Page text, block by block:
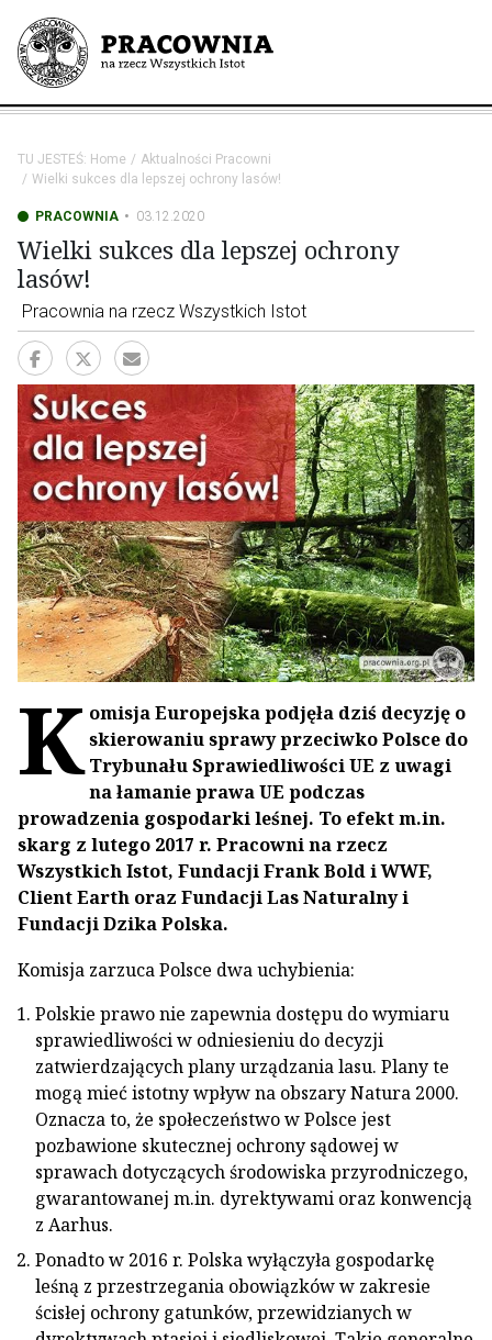
TU JESTEŚ: Home
Aktualności Pracowni
Wielki sukces dla lepszej ochrony lasów!
PRACOWNIA 03.12.2020
Wielki sukces dla lepszej ochrony
lasów!
Pracownia na rzecz Wszystkich Istot
K omisja Europejska podjęła dziś decyzję o
skierowaniu sprawy przeciwko Polsce do
Trybunału Sprawiedliwości UE z uwagi
na łamanie prawa UE podczas
prowadzenia gospodarki leśnej. To efekt m.in.
skarg z lutego 2017 r. Pracowni na rzecz
Wszystkich Istot, Fundacji Frank Bold i WWF,
Client Earth oraz Fundacji Las Naturalny i
Fundacji Dzika Polska.
Komisja zarzuca Polsce dwa uchybienia:
Polskie prawo nie zapewnia dostępu do wymiaru
sprawiedliwości w odniesieniu do decyzji
zatwierdzających plany urządzania lasu. Plany te
mogą mieć istotny wpływ na obszary Natura 2000.
Oznacza to, że społeczeństwo w Polsce jest
pozbawione skutecznej ochrony sądowej w
sprawach dotyczących środowiska przyrodniczego,
gwarantowanej m.in. dyrektywami oraz konwencją
z Aarhus.
Ponadto w 2016 r. Polska wyłączyła gospodarkę
leśną z przestrzegania obowiązków w zakresie
ścisłej ochrony gatunków, przewidzianych w